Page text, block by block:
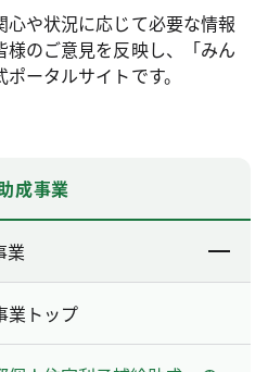
や状況に応じて必要な情報
のご意見を反映し、「みん
ータルサイトです。
成事業
業
業トップ